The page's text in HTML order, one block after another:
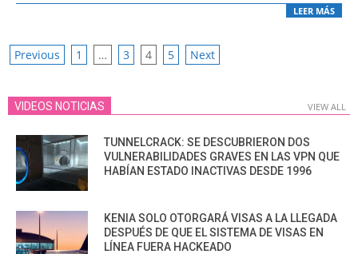
LEER MÁS
POSTS
Previous 1 … 3 4 5 Next
VIDEOS NOTICIAS VIEW ALL
TUNNELCRACK: SE DESCUBRIERON DOS
VULNERABILIDADES GRAVES EN LAS VPN QUE
HABÍAN ESTADO INACTIVAS DESDE 1996
KENIA SOLO OTORGARÁ VISAS A LA LLEGADA
DESPUÉS DE QUE EL SISTEMA DE VISAS EN
LÍNEA FUERA HACKEADO